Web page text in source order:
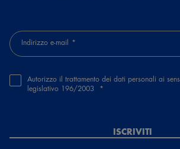
Indirizzo e-mail
Autorizzo il trattamento dei dati personali ai
legislativo 196/2003
ISCRIVITI